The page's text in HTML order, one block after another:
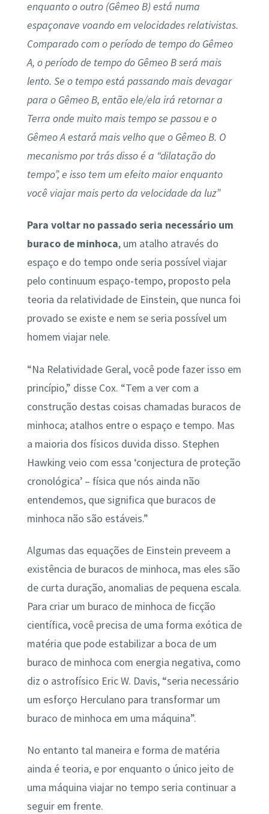
enquanto o outro (Gêmeo B) está numa
espaçonave voando em velocidades relativistas.
Comparado com o período de tempo do Gêmeo
A, o período de tempo do Gêmeo B será mais
lento. Se o tempo está passando mais devagar
para o Gêmeo B, então ele/ela irá retornar a
Terra onde muito mais tempo se passou e o
Gêmeo A estará mais velho que o Gêmeo B. O
mecanismo por trás disso é a “dilatação do
tempo”, e isso tem um efeito maior enquanto
você viajar mais perto da velocidade da luz”
Para voltar no passado seria necessário um
buraco de minhoca, um atalho através do
espaço e do tempo onde seria possível viajar
pelo continuum espaço-tempo, proposto pela
teoria da relatividade de Einstein, que nunca foi
provado se existe e nem se seria possível um
homem viajar nele.
“Na Relatividade Geral, você pode fazer isso em
princípio,” disse Cox. “Tem a ver com a
construção destas coisas chamadas buracos de
minhoca; atalhos entre o espaço e tempo. Mas
a maioria dos físicos duvida disso. Stephen
Hawking veio com essa ‘conjectura de proteção
cronológica’ – física que nós ainda não
entendemos, que significa que buracos de
minhoca não são estáveis.”
Algumas das equações de Einstein preveem a
existência de buracos de minhoca, mas eles são
de curta duração, anomalias de pequena escala.
Para criar um buraco de minhoca de ficção
científica, você precisa de uma forma exótica de
matéria que pode estabilizar a boca de um
buraco de minhoca com energia negativa, como
diz o astrofísico Eric W. Davis, “seria necessário
um esforço Herculano para transformar um
buraco de minhoca em uma máquina”.
No entanto tal maneira e forma de matéria
ainda é teoria, e por enquanto o único jeito de
uma máquina viajar no tempo seria continuar a
seguir em frente.